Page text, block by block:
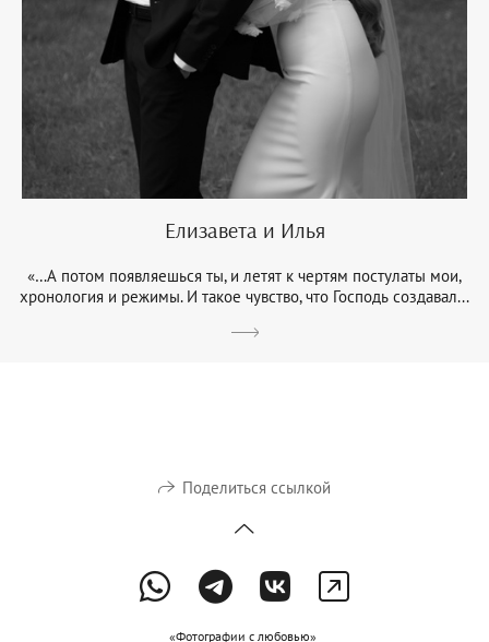
Елизавета и Илья
«…А потом появляешься ты, и летят к чертям постулаты мои,
хронология и режимы. И такое чувство, что Господь создавал...
Поделиться ссылкой
«Фотографии с любовью»